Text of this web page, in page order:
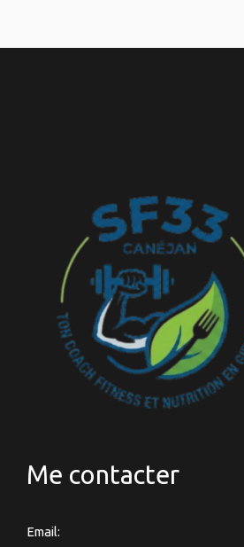
Me contacter
Email: